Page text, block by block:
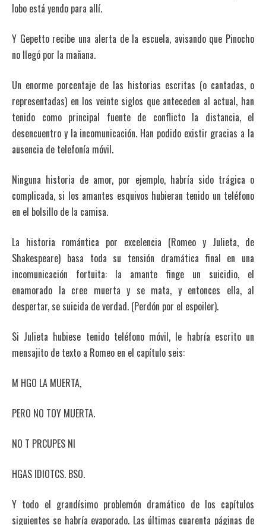
lobo está yendo para allí.
Y Gepetto recibe una alerta de la escuela, avisando que Pinocho
no llegó por la mañana.
Un enorme porcentaje de las historias escritas (o cantadas, o
representadas) en los veinte siglos que anteceden al actual, han
tenido como principal fuente de conflicto la distancia, el
desencuentro y la incomunicación. Han podido existir gracias a la
ausencia de telefonía móvil.
Ninguna historia de amor, por ejemplo, habría sido trágica o
complicada, si los amantes esquivos hubieran tenido un teléfono
en el bolsillo de la camisa.
La historia romántica por excelencia (Romeo y Julieta, de
Shakespeare) basa toda su tensión dramática final en una
incomunicación fortuita: la amante finge un suicidio, el
enamorado la cree muerta y se mata, y entonces ella, al
despertar, se suicida de verdad. (Perdón por el espoiler).
Si Julieta hubiese tenido teléfono móvil, le habría escrito un
mensajito de texto a Romeo en el capítulo seis:
M HGO LA MUERTA,
PERO NO TOY MUERTA.
NO T PRCUPES NI
HGAS IDIOTCS. BSO.
Y todo el grandísimo problemón dramático de los capítulos
siguientes se habría evaporado. Las últimas cuarenta páginas de